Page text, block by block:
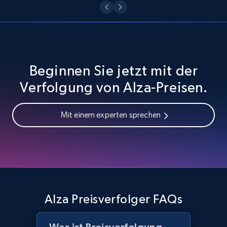
URL, Domain, Country code, Model number,
Home Depot US - Discover products by
specified URL
Beginnen Sie jetzt mit der
Verfolgung von Alza-Preisen.
Mit einem experten sprechen
Alza Preisverfolger FAQs